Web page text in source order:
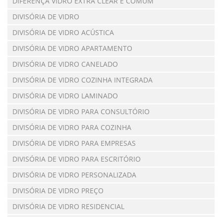
DIVISÓRIA DE VIDRO
DIVISÓRIA DE VIDRO ACÚSTICA
DIVISÓRIA DE VIDRO APARTAMENTO
DIVISÓRIA DE VIDRO CANELADO
DIVISÓRIA DE VIDRO COZINHA INTEGRADA
DIVISÓRIA DE VIDRO LAMINADO
DIVISÓRIA DE VIDRO PARA CONSULTÓRIO
DIVISÓRIA DE VIDRO PARA COZINHA
DIVISÓRIA DE VIDRO PARA EMPRESAS
DIVISÓRIA DE VIDRO PARA ESCRITÓRIO
DIVISÓRIA DE VIDRO PERSONALIZADA
DIVISÓRIA DE VIDRO PREÇO
DIVISÓRIA DE VIDRO RESIDENCIAL